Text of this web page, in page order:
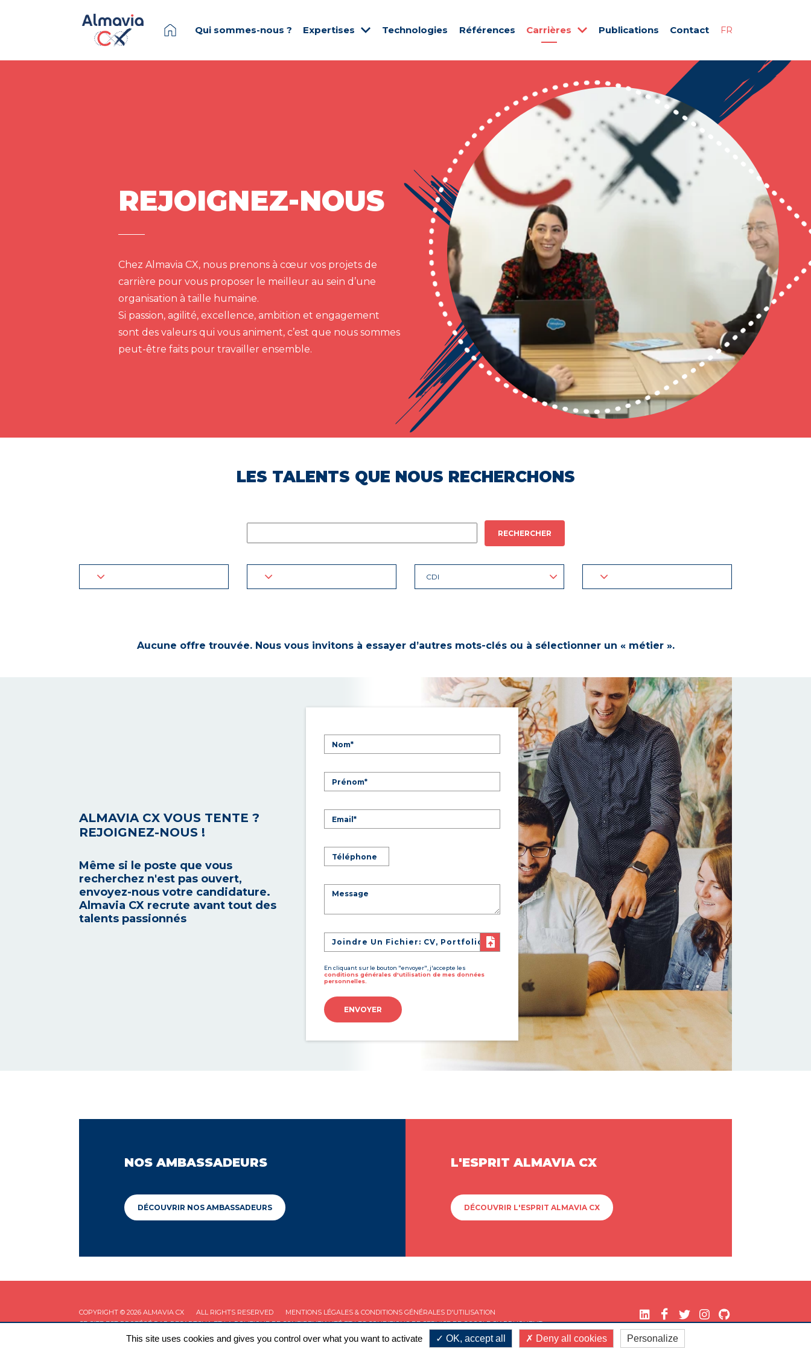
Qui sommes-nous ? Expertises Technologies Références Carrières Publications Contact FR
REJOIGNEZ-NOUS
Chez Almavia CX, nous prenons à cœur vos projets de
carrière pour vous proposer le meilleur au sein d’une
organisation à taille humaine.
Si passion, agilité, excellence, ambition et engagement
sont des valeurs qui vous animent, c’est que nous sommes
peut-être faits pour travailler ensemble.
LES TALENTS QUE NOUS RECHERCHONS
RECHERCHER
CDI
Aucune offre trouvée. Nous vous invitons à essayer d’autres mots-clés ou à sélectionner un « métier ».
ALMAVIA CX VOUS TENTE ?
REJOIGNEZ-NOUS !
Même si le poste que vous
recherchez n'est pas ouvert,
envoyez-nous votre candidature.
Almavia CX recrute avant tout des
talents passionnés
Joindre Un Fichier: CV, Portfolio
En cliquant sur le bouton "envoyer", j'accepte les
conditions générales d'utilisation de mes données
personnelles.
ENVOYER
NOS AMBASSADEURS
DÉCOUVRIR NOS AMBASSADEURS
L'ESPRIT ALMAVIA CX
DÉCOUVRIR L'ESPRIT ALMAVIA CX
COPYRIGHT © 2026 ALMAVIA CX ALL RIGHTS RESERVED
MENTIONS LÉGALES & CONDITIONS GÉNÉRALES D'UTILISATION
CE SITE EST PROTÉGÉ PAR RECAPTCHA ET LAPOLITIQUE DE CONFIDENTIALITÉET LESCONDITIONS DE SERVICEDE GOOGLE S'APPLIQUENT.
This site uses cookies and gives you control over what you want to activate OK, accept all Deny all cookies Personalize